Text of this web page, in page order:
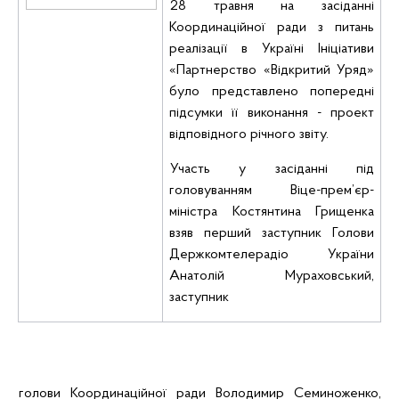
28 травня на засіданні
Координаційної ради з питань
реалізації в Україні Ініціативи
«Партнерство «Відкритий Уряд»
було представлено попередні
підсумки її виконання - проект
відповідного річного звіту.
Участь у засіданні під
головуванням Віце-прем’єр-
міністра Костянтина Грищенка
взяв перший заступник Голови
Держкомтелерадіо України
Анатолій Мураховський,
заступник
голови Координаційної ради Володимир Семиноженко,